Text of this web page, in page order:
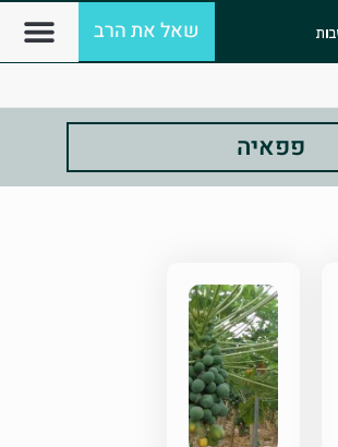
שאל את הרב
פפאיה